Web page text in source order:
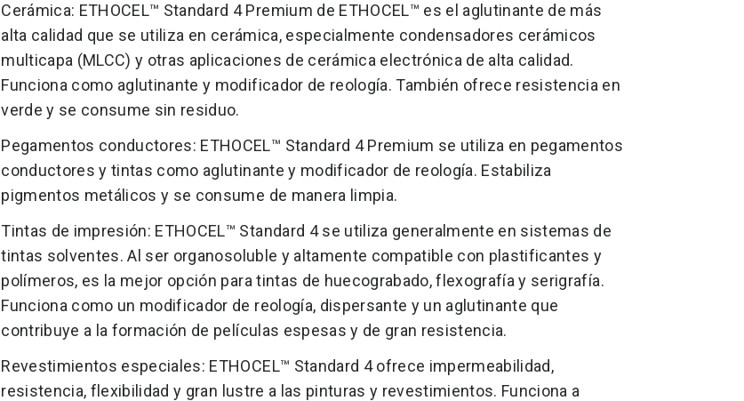
Cerámica: ETHOCEL™ Standard 4 Premium de ETHOCEL™ es el aglutinante de más
alta calidad que se utiliza en cerámica, especialmente condensadores cerámicos
multicapa (MLCC) y otras aplicaciones de cerámica electrónica de alta calidad.
Funciona como aglutinante y modificador de reología. También ofrece resistencia en
verde y se consume sin residuo.
Pegamentos conductores: ETHOCEL™ Standard 4 Premium se utiliza en pegamentos
conductores y tintas como aglutinante y modificador de reología. Estabiliza
pigmentos metálicos y se consume de manera limpia.
Tintas de impresión: ETHOCEL™ Standard 4 se utiliza generalmente en sistemas de
tintas solventes. Al ser organosoluble y altamente compatible con plastificantes y
polímeros, es la mejor opción para tintas de huecograbado, flexografía y serigrafía.
Funciona como un modificador de reología, dispersante y un aglutinante que
contribuye a la formación de películas espesas y de gran resistencia.
Revestimientos especiales: ETHOCEL™ Standard 4 ofrece impermeabilidad,
resistencia, flexibilidad y gran lustre a las pinturas y revestimientos. Funciona a